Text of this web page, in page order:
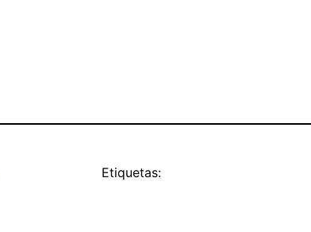
Etiquetas: